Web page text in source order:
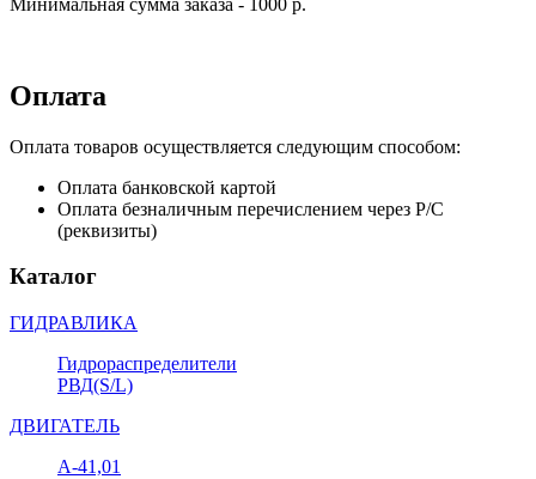
Оплата
Оплата товаров осуществляется следующим способом:
Оплата банковской картой
Оплата безналичным перечислением через Р/С
(реквизиты)
Каталог
ГИДРАВЛИКА
Гидрораспределители
РВД(S/L)
ДВИГАТЕЛЬ
А-41,01